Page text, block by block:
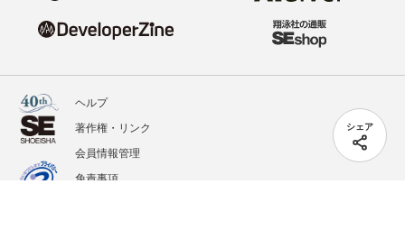
シェア
ヘルプ
著作権・リンク
会員情報管理
免責事項